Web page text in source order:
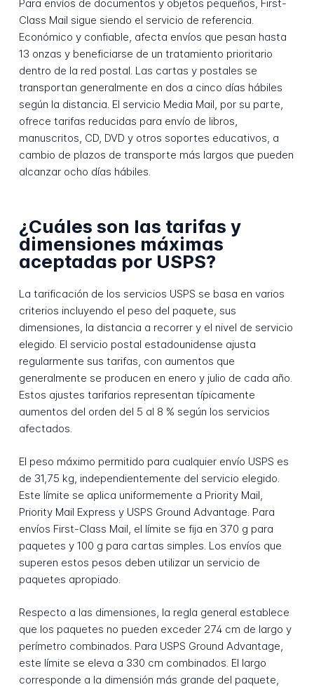
Para envíos de documentos y objetos pequeños, First-
Class Mail sigue siendo el servicio de referencia.
Económico y confiable, afecta envíos que pesan hasta
13 onzas y beneficiarse de un tratamiento prioritario
dentro de la red postal. Las cartas y postales se
transportan generalmente en dos a cinco días hábiles
según la distancia. El servicio Media Mail, por su parte,
ofrece tarifas reducidas para envío de libros,
manuscritos, CD, DVD y otros soportes educativos, a
cambio de plazos de transporte más largos que pueden
alcanzar ocho días hábiles.
¿Cuáles son las tarifas y
dimensiones máximas
aceptadas por USPS?
La tarificación de los servicios USPS se basa en varios
criterios incluyendo el peso del paquete, sus
dimensiones, la distancia a recorrer y el nivel de servicio
elegido. El servicio postal estadounidense ajusta
regularmente sus tarifas, con aumentos que
generalmente se producen en enero y julio de cada año.
Estos ajustes tarifarios representan típicamente
aumentos del orden del 5 al 8 % según los servicios
afectados.
El peso máximo permitido para cualquier envío USPS es
de 31,75 kg, independientemente del servicio elegido.
Este límite se aplica uniformemente a Priority Mail,
Priority Mail Express y USPS Ground Advantage. Para
envíos First-Class Mail, el límite se fija en 370 g para
paquetes y 100 g para cartas simples. Los envíos que
superen estos pesos deben utilizar un servicio de
paquetes apropiado.
Respecto a las dimensiones, la regla general establece
que los paquetes no pueden exceder 274 cm de largo y
perímetro combinados. Para USPS Ground Advantage,
este límite se eleva a 330 cm combinados. El largo
corresponde a la dimensión más grande del paquete,